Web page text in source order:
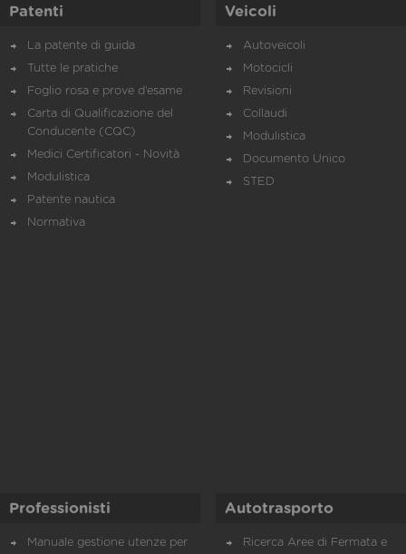
Patenti
La patente di guida
Tutte le pratiche
Foglio rosa e prove d’esame
Carta di Qualificazione del
Conducente (CQC)
Medici Certificatori - Novità
Modulistica
Patente nautica
Normativa
Veicoli
Autoveicoli
Motocicli
Revisioni
Collaudi
Modulistica
Documento Unico
STED
Professionisti
Manuale gestione utenze per
Autotrasporto
Ricerca Aree di Fermata e